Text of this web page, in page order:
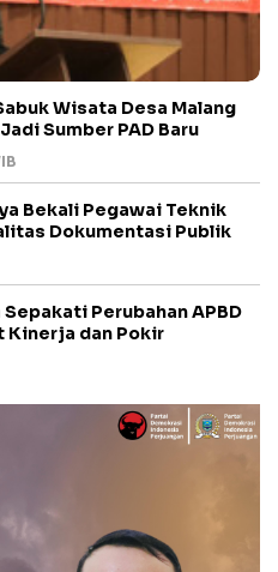
Wisata Desa Malang
Sumber PAD Baru
Bekali Pegawai Teknik
Dokumentasi Publik
Perubahan APBD
Kinerja dan Pokir